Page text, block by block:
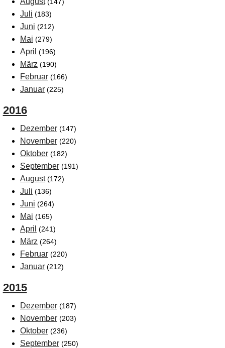
(147)
Juli (183)
Juni (212)
Mai (279)
April (196)
März (190)
Februar (166)
Januar (225)
2016
Dezember (147)
November (220)
Oktober (182)
September (191)
August (172)
Juli (136)
Juni (264)
Mai (165)
April (241)
März (264)
Februar (220)
Januar (212)
2015
Dezember (187)
November (203)
Oktober (236)
September (250)